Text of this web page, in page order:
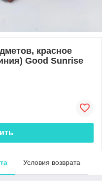
красное
Good Sunrise
Условия возврата